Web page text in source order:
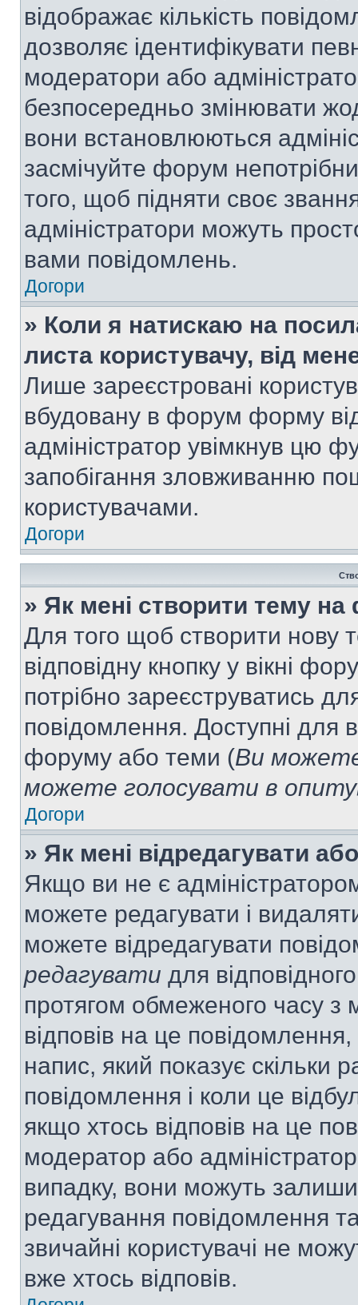
відображає кількість
дозволяє ідентифікувати
модератори або
безпосередньо змінювати
вони встановлюються
засмічуйте форум
того, щоб підняти своє
адміністратори можуть
вами повідомлень.
Догори
» Коли я натискаю на
листа користувачу, від
Лише зареєстровані
вбудовану в форум форму
адміністратор увімкнув цю
запобігання зловживанню
користувачами.
Догори
» Як мені створити тему на
Для того щоб створити нову
відповідну кнопку у вікні
потрібно зареєструватись
повідомлення. Доступні для
форуму або теми (Ви
можете голосувати в
Догори
» Як мені відредагувати
Якщо ви не є
можете редагувати і
можете відредагувати
редагувати для
протягом обмеженого часу
відповів на це
напис, який показує скільки
повідомлення і коли це
якщо хтось відповів на це
модератор або
випадку, вони можуть
редагування повідомлення
звичайні користувачі не
вже хтось відповів.